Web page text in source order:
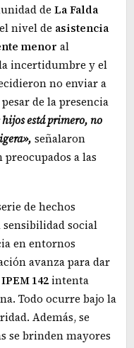
de LaFalda
nivel de asistencia
menor al
incertidumbre y el
no enviar a
de la presencia
está primero, no
señalaron
preocupados a las
de hechos
social
en entornos
avanza para dar
IPEM 142intenta
Todo ocurre bajo la
Además, se
se brinden mayores